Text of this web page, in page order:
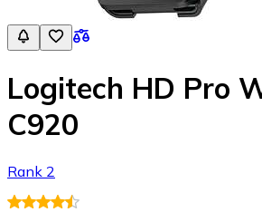
Logitech HD Pro
C920
Rank 2